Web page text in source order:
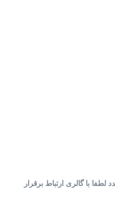
با گالری ارتباط برقرار